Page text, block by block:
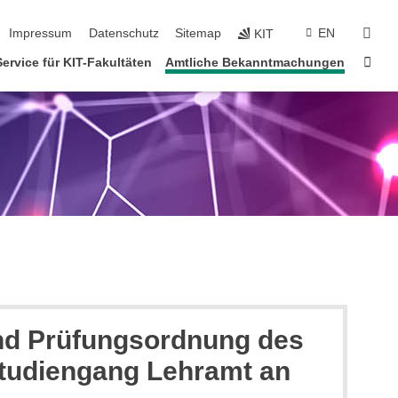
Impressum
Datenschutz Sitemap KIT EN
für KIT-Fakultäten Amtliche Bekanntmachungen
Prüfungsordnung des
Lehramt an